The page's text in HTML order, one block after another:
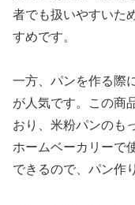
者でも扱いやすいた
すめです。
一方、パンを作る際
が人気です。この商
おり、米粉パンのも
ホームベーカリーで
できるので、パン作